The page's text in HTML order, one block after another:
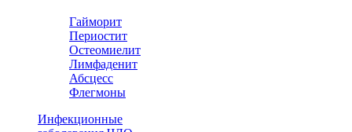
Гайморит
Периостит
Остеомиелит
Лимфаденит
Абсцесс
Флегмоны
Инфекционные